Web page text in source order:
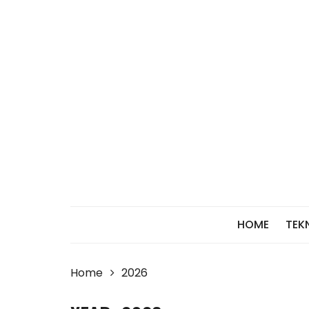
HOME
Home 2026